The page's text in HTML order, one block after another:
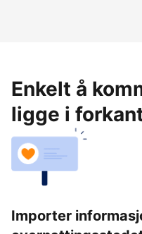
Enkelt å
ligge i
Importer